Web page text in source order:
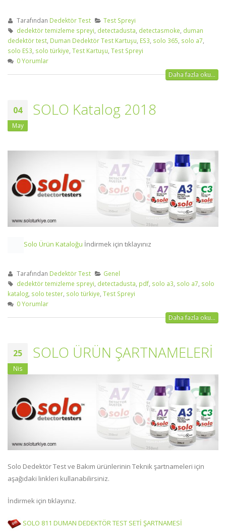
Tarafından Dedektör Test
Test Spreyi
dedektör temizleme spreyi, detectadusta, detectasmoke, duman
dedektör test, Duman Dedektör Test Kartuşu, ES3, solo 365, solo a7,
solo ES3, solo türkiye, Test Kartuşu, Test Spreyi
0 Yorumlar
Daha fazla oku...
04
May
SOLO Katalog 2018
Solo Ürün Kataloğu İndirmek için tıklayınız
Tarafından Dedektör Test
Genel
dedektör temizleme spreyi detectadusta pdf, solo a3 solo a7 solo
katalog solo tester solo türkiye Test Spreyi
0 Yorumlar
Daha fazla oku...
25
Nis
SOLO ÜRÜN ŞARTNAMELERİ
Solo Dedektör Test ve Bakım ürünlerinin Teknik şartnameleri için
aşağıdaki linkleri kullanabilirsiniz.
İndirmek için tıklayınız.
SOLO 811 DUMAN DEDEKTÖR TEST SETİ ŞARTNAMESİ